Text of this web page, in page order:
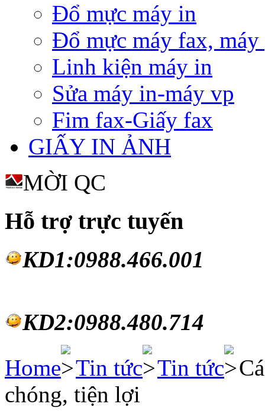
Đổ mực máy in
Đổ mực máy fax, máy
Linh kiện máy in
Sửa máy in-máy vp
Fim fax-Giấy fax
GIẤY IN ẢNH
MỜI QC
Hỗ trợ trực tuyến
KD1:0988.466.001
KD2:0988.480.714
Home
Tin tức Tin tức
chóng, tiện lợi